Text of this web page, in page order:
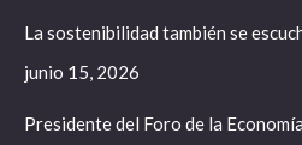
windowwindowwindow
La sostenibilidad también se
junio 15, 2026
Presidente del Foro de la